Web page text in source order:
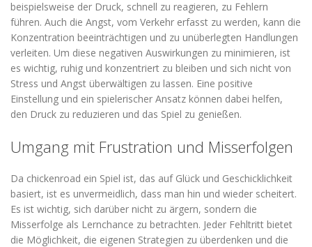
beispielsweise der Druck, schnell zu reagieren, zu Fehlern
führen. Auch die Angst, vom Verkehr erfasst zu werden, kann die
Konzentration beeinträchtigen und zu unüberlegten Handlungen
verleiten. Um diese negativen Auswirkungen zu minimieren, ist
es wichtig, ruhig und konzentriert zu bleiben und sich nicht von
Stress und Angst überwältigen zu lassen. Eine positive
Einstellung und ein spielerischer Ansatz können dabei helfen,
den Druck zu reduzieren und das Spiel zu genießen.
Umgang mit Frustration und Misserfolgen
Da chickenroad ein Spiel ist, das auf Glück und Geschicklichkeit
basiert, ist es unvermeidlich, dass man hin und wieder scheitert.
Es ist wichtig, sich darüber nicht zu ärgern, sondern die
Misserfolge als Lernchance zu betrachten. Jeder Fehltritt bietet
die Möglichkeit, die eigenen Strategien zu überdenken und die